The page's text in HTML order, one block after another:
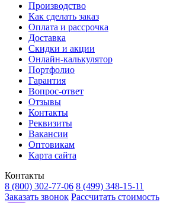
Производство
Как сделать заказ
Оплата и рассрочка
Доставка
Скидки и акции
Онлайн-калькулятор
Портфолио
Гарантия
Вопрос-ответ
Отзывы
Контакты
Реквизиты
Вакансии
Оптовикам
Карта сайта
Контакты
8 (800) 302-77-06 8 (499) 348-15-11
Заказать звонок Рассчитать стоимость